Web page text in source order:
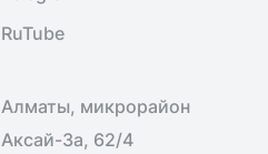
RuTube
Алматы, микрорайон
Аксай-3а, 62/4